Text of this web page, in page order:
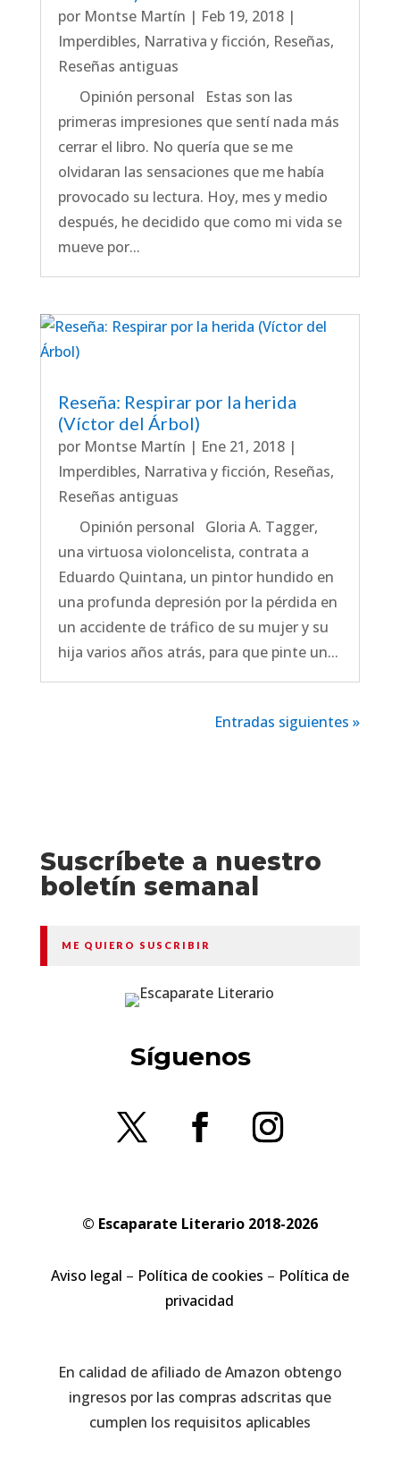
por Montse Martín | Feb 19, 2018|
Imperdibles, Narrativa y ficción, Reseñas,
Reseñas antiguas
Opinión personal Estas son las
primeras impresiones que sentí nada más
cerrar el libro. No quería que se me
olvidaran las sensaciones que me había
provocado su lectura. Hoy, mes y medio
después, he decidido que como mi vida se
mueve por...
Reseña: Respirar por la herida
(Víctor del Árbol)
por Montse Martín | Ene 21, 2018|
Imperdibles, Narrativa y ficción, Reseñas,
Reseñas antiguas
Opinión personal Gloria A. Tagger,
una virtuosa violoncelista, contrata a
Eduardo Quintana, un pintor hundido en
una profunda depresión por la pérdida en
un accidente de tráfico de su mujer y su
hija varios años atrás, para que pinte un...
Entradas siguientes »
Suscríbete a nuestro
boletín semanal
ME QUIERO SUSCRIBIR
Síguenos
© Escaparate Literario 2018-2026
Aviso legal – Política de cookies – Política de
privacidad
En calidad de afiliado de Amazon obtengo
ingresos por las compras adscritas que
cumplen los requisitos aplicables